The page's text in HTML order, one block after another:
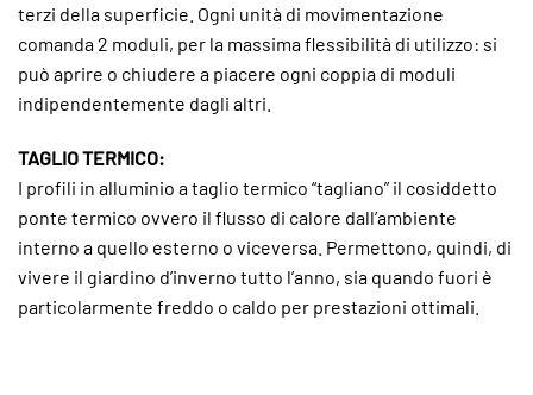
terzi della superficie. Ogni unità di movimentazione
comanda 2 moduli, per la massima flessibilità di utilizzo: si
può aprire o chiudere a piacere ogni coppia di moduli
indipendentemente dagli altri.
TAGLIO TERMICO:
I profili in alluminio a taglio termico “tagliano” il cosiddetto
ponte termico ovvero il flusso di calore dall’ambiente
interno a quello esterno o viceversa. Permettono, quindi, di
vivere il giardino d’inverno tutto l’anno, sia quando fuori è
particolarmente freddo o caldo per prestazioni ottimali.